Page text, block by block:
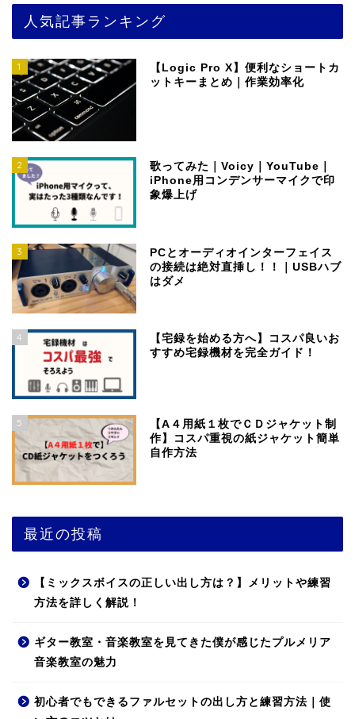
人気記事ランキング
1
【Logic Pro X】便利なショートカ
ットキーまとめ｜作業効率化
2
歌ってみた｜Voicy｜YouTube｜
iPhone用コンデンサーマイクで印
象爆上げ
3
PCとオーディオインターフェイス
の接続は絶対直挿し！！｜USBハブ
はダメ
4
【宅録を始める方へ】コスパ良いお
すすめ宅録機材を完全ガイド！
5
【A４用紙１枚でＣＤジャケット制
作】コスパ重視の紙ジャケット簡単
自作方法
最近の投稿
【ミックスボイスの正しい出し方は？】メリットや練習
方法を詳しく解説！
ギター教室・音楽教室を見てきた僕が感じたプルメリア
音楽教室の魅力
初心者でもできるファルセットの出し方と練習方法｜使